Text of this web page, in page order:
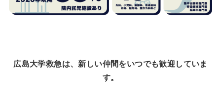
広島大学救急は、新しい仲間をいつでも歓迎していま
す。